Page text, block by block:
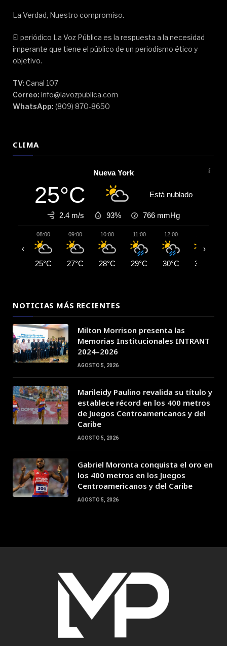
La Verdad, Nuestro compromiso.
El periódico La Voz Pública es la respuesta a la necesidad
imperante que tiene el público de un periodismo ético y
objetivo.
TV: Canal 107
Correo: info@lavozpublica.com
WhatsApp: (809) 870-8650
CLIMA
Nueva York
25°C Está nublado
2.4 m/s 93% 766 mmHg
08:00
25°C
09:00
27°C
10:00
28°C
11:00
29°C
12:00
30°C 31°C
‹ ›
NOTICIAS MÁS RECIENTES
Milton Morrison presenta las
Memorias Institucionales INTRANT
2024–2026
AGOSTO 5, 2026
Marileidy Paulino revalida su título y
establece récord en los 400 metros
de Juegos Centroamericanos y del
Caribe
AGOSTO 5, 2026
Gabriel Moronta conquista el oro en
los 400 metros en los Juegos
Centroamericanos y del Caribe
AGOSTO 5, 2026